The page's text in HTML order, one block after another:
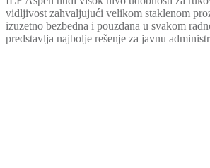
vidljivost zahvaljujući velikom staklenom
izuzetno bezbedna i pouzdana u svakom
predstavlja najbolje rešenje za javnu